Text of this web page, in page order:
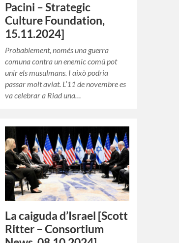
Pacini – Strategic
Culture Foundation,
15.11.2024]
Probablement, només una guerra
comuna contra un enemic comú pot
unir els musulmans. I això podria
passar molt aviat. L’11 de novembre es
va celebrar a Riad una…
La caiguda d’Israel [Scott
Ritter – Consortium